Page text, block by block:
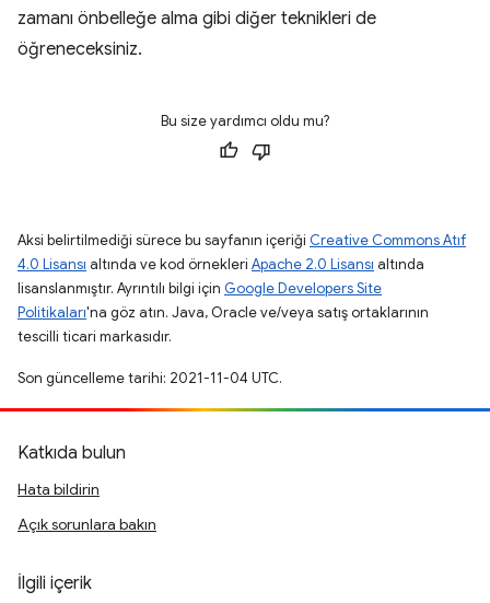
zamanı önbelleğe alma gibi diğer teknikleri de
öğreneceksiniz.
Bu size yardımcı oldu mu?
Aksi belirtilmediği sürece bu sayfanın içeriği Creative Commons Atıf
4.0 Lisansı altında ve kod örnekleri Apache 2.0 Lisansı altında
lisanslanmıştır. Ayrıntılı bilgi için Google Developers Site
Politikaları'na göz atın. Java, Oracle ve/veya satış ortaklarının
tescilli ticari markasıdır.
Son güncelleme tarihi: 2021-11-04 UTC.
Katkıda bulun
Hata bildirin
Açık sorunlara bakın
İlgili içerik